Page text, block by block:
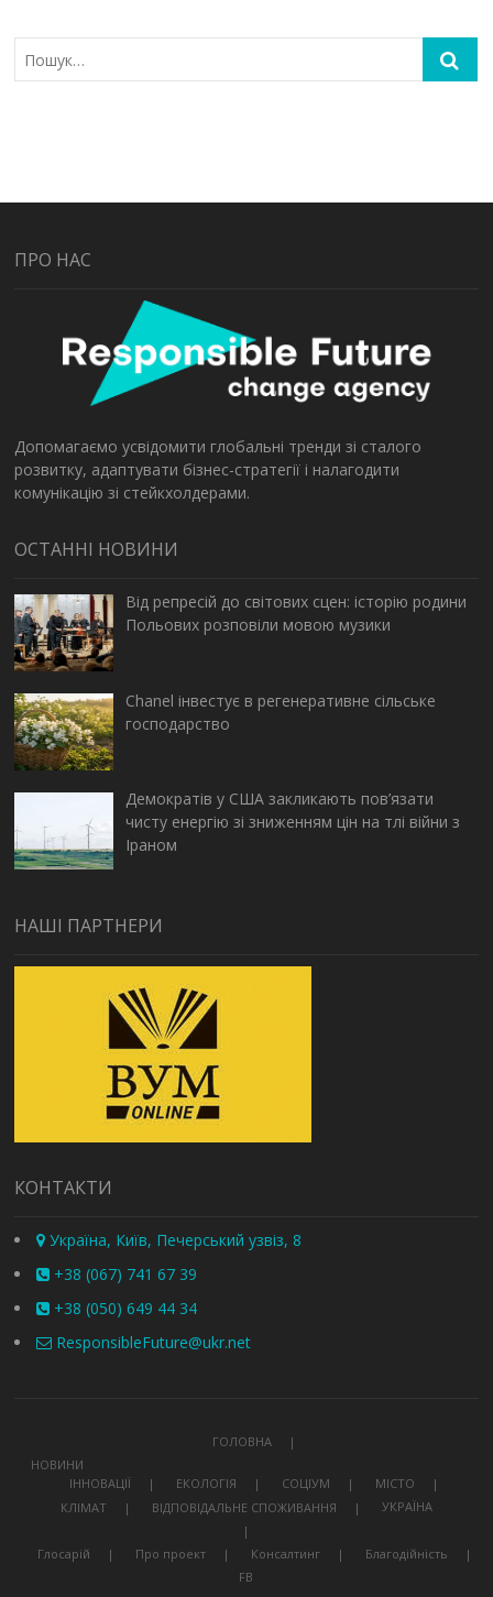
ПРО НАС
Допомагаємо усвідомити глобальні тренди зі сталого
розвитку, адаптувати бізнес-стратегії і налагодити
комунікацію зі стейкхолдерами.
ОСТАННІ НОВИНИ
Від репресій до світових сцен: історію родини
Польових розповіли мовою музики
Chanel інвестує в регенеративне сільське
господарство
Демократів у США закликають пов’язати
чисту енергію зі зниженням цін на тлі війни з
Іраном
НАШІ ПАРТНЕРИ
КОНТАКТИ
Україна, Київ, Печерський узвіз, 8
+38 (067) 741 67 39
+38 (050) 649 44 34
ResponsibleFuture@ukr.net
ГОЛОВНА
НОВИНИ
ІННОВАЦІЇ
ЕКОЛОГІЯ СОЦІУМ
МІСТО
КЛІМАТ
ВІДПОВІДАЛЬНЕ СПОЖИВАННЯ УКРАЇНА
Глосарій Про проект Консалтинг
Благодійність
FB